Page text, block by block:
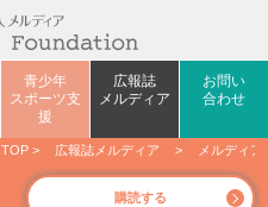
青少年
スポーツ支
援
広報誌
メルディア
お問い
合わせ
TOP > 広報誌メルディア > メルディア
購読する